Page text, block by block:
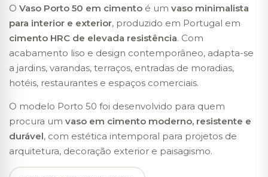
O Vaso Porto 50 em cimento é um vaso minimalista
para interior e exterior, produzido em Portugal em
cimento HRC de elevada resistência. Com
acabamento liso e design contemporâneo, adapta-se
a jardins, varandas, terraços, entradas de moradias,
hotéis, restaurantes e espaços comerciais.
O modelo Porto 50 foi desenvolvido para quem
procura um vaso em cimento moderno, resistente e
durável, com estética intemporal para projetos de
arquitetura, decoração exterior e paisagismo.